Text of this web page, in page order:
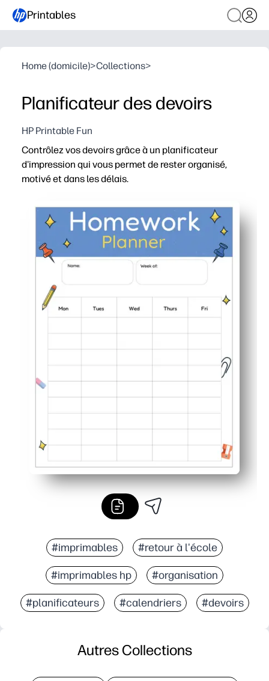
Printables
Home (domicile)>Collections>
Planificateur des devoirs
HP Printable Fun
Contrôlez vos devoirs grâce à un planificateur
d'impression qui vous permet de rester organisé,
motivé et dans les délais.
Zéro préparation - imprimez une nouvelle page chaque
Un aperçu hebdomadaire facilite la planification des
Des cotisations satisfaisantes renforcent la
Fonctionne à la maison ou en classe - routine
#imprimables #retour à l'école
#imprimables hp #organisation
#planificateurs #calendriers #devoirs
Autres Collections